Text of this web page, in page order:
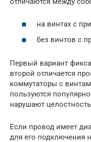
на винтах с
без винтов с
Первый вариант
второй отличается
коммутаторы с
пользуются
нарушают
Если провод имеет
для его подключения